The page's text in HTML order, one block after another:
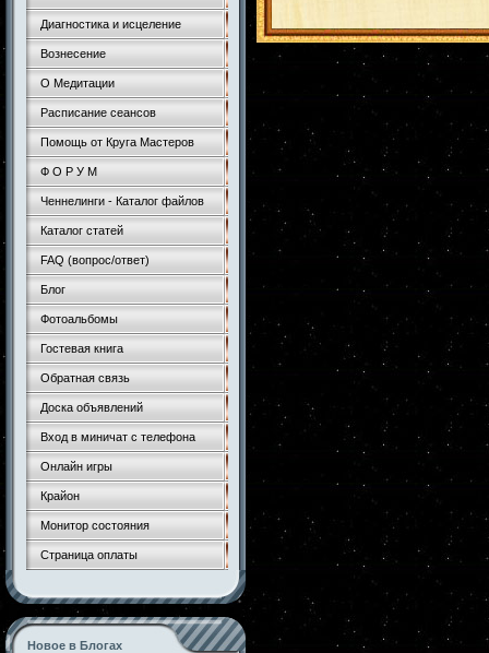
Диагностика и исцеление
Вознесение
О Медитации
Расписание сеансов
Помощь от Круга Мастеров
Ф О Р У М
Ченнелинги - Каталог файлов
Каталог статей
FAQ (вопрос/ответ)
Блог
Фотоальбомы
Гостевая книга
Обратная связь
Доска объявлений
Вход в миничат с телефона
Онлайн игры
Крайон
Монитор состояния
Страница оплаты
Новое в Блогах